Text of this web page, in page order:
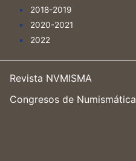
2018-2019
2020-2021
2022
Revista NVMISMA
Congresos de Numismática